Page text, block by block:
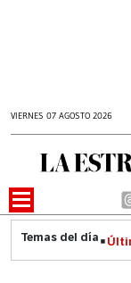
VIERNES 07 AGOSTO 2026